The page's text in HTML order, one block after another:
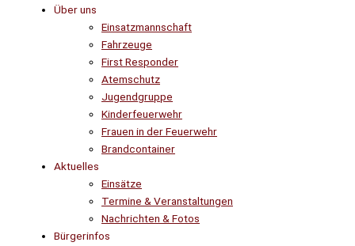
Über uns
Einsatzmannschaft
Fahrzeuge
First Responder
Atemschutz
Jugendgruppe
Kinderfeuerwehr
Frauen in der Feuerwehr
Brandcontainer
Aktuelles
Einsätze
Termine & Veranstaltungen
Nachrichten & Fotos
Bürgerinfos